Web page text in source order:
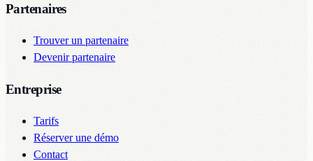
Partenaires
Trouver un partenaire
Devenir partenaire
Entreprise
Tarifs
Réserver une démo
Contact